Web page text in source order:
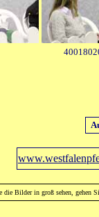
die Bilder in groß sehen, gehen